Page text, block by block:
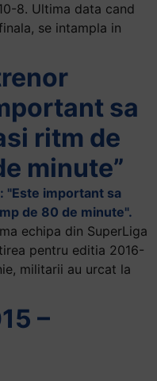
8. Ultima data cand
se intampla in
sa
ritm de
minute”
echipa din SuperLiga
pentru editia 2016-
militarii au urcat la
–